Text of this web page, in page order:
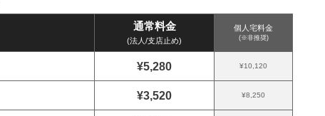
通常料金
(法人/支店止め)
個人宅料金
(※非推奨)
¥5,280 ¥10,120
¥3,520 ¥8,250